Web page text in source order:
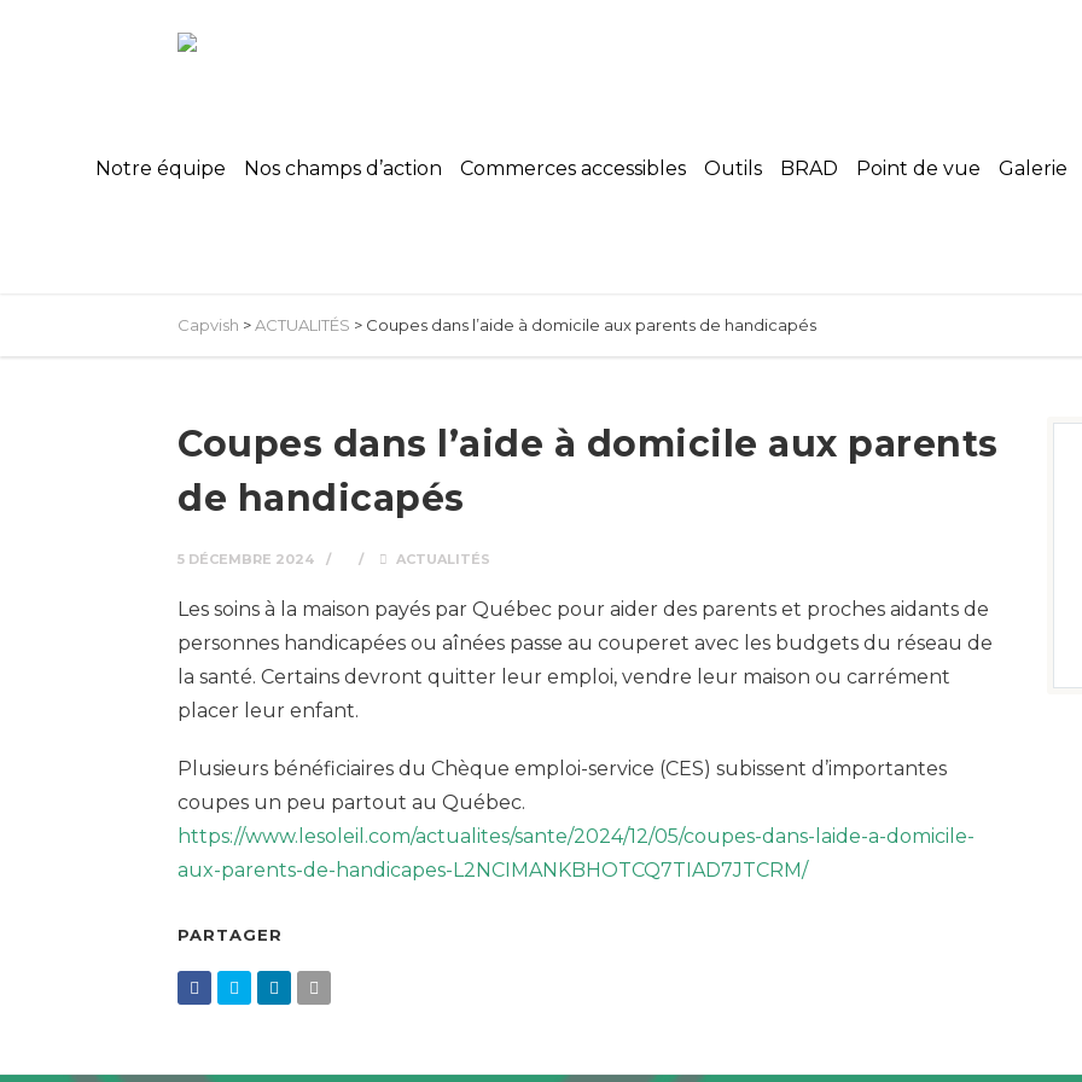
Notre équipe Nos champs d’action Commerces accessibles Outils BRAD Point de vue Galerie
Capvish >ACTUALITÉS > Coupes dans l’aide à domicile aux parents de handicapés
Coupes dans l’aide à domicile aux parents
de handicapés
5 DÉCEMBRE 2024 ACTUALITÉS
Les soins à la maison payés par Québec pour aider des parents et proches aidants de
personnes handicapées ou aînées passe au couperet avec les budgets du réseau de
la santé. Certains devront quitter leur emploi, vendre leur maison ou carrément
placer leur enfant.
Plusieurs bénéficiaires du Chèque emploi-service (CES) subissent d’importantes
coupes un peu partout au Québec.
https://www.lesoleil.com/actualites/sante/2024/12/05/coupes-dans-laide-a-domicile-
aux-parents-de-handicapes-L2NCIMANKBHOTCQ7TIAD7JTCRM/
PARTAGER